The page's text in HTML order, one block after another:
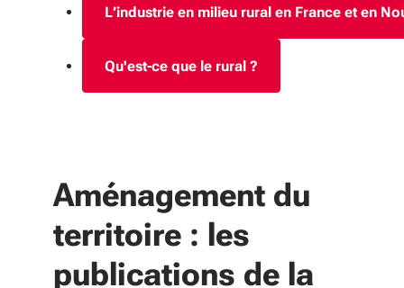
L’industrie en milieu rural en France et en
Qu'est-ce que le rural ?
Aménagement du
territoire : les
publications de la